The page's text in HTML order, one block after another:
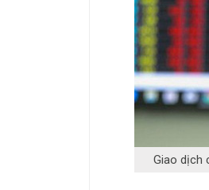
Giao dịch